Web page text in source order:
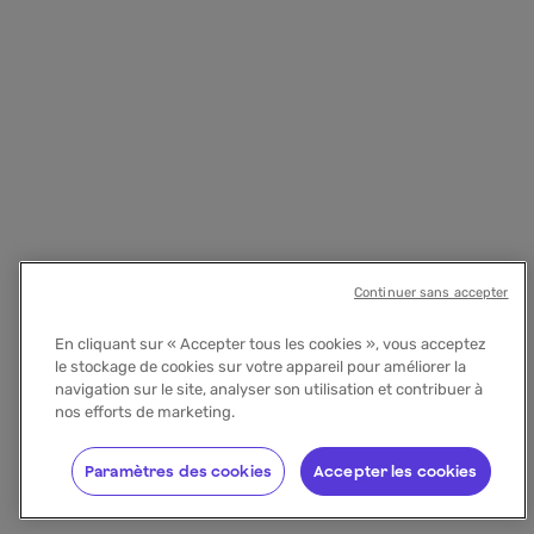
En cliquant sur « Accepter tous les cookies », vous acceptez
le stockage de cookies sur votre appareil pour améliorer la
navigation sur le site, analyser son utilisation et contribuer à
nos efforts de marketing.
Accepter les cookies
Paramètres des cookies
Continuer sans accepter